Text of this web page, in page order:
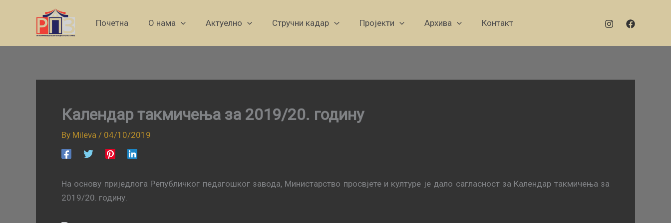
Почетна О нама Актуелно Стручни кадар Пројекти Архива Контакт
Календар такмичења за 2019/20. годину
By Mileva / 04/10/2019
На основу приједлога Републичког педагошког завода, Министарство просвјете и културе је дало сагласност за Календар такмичења за
2019/20. годину.